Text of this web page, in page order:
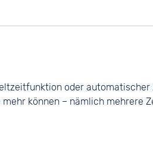
oder
können – nämlich